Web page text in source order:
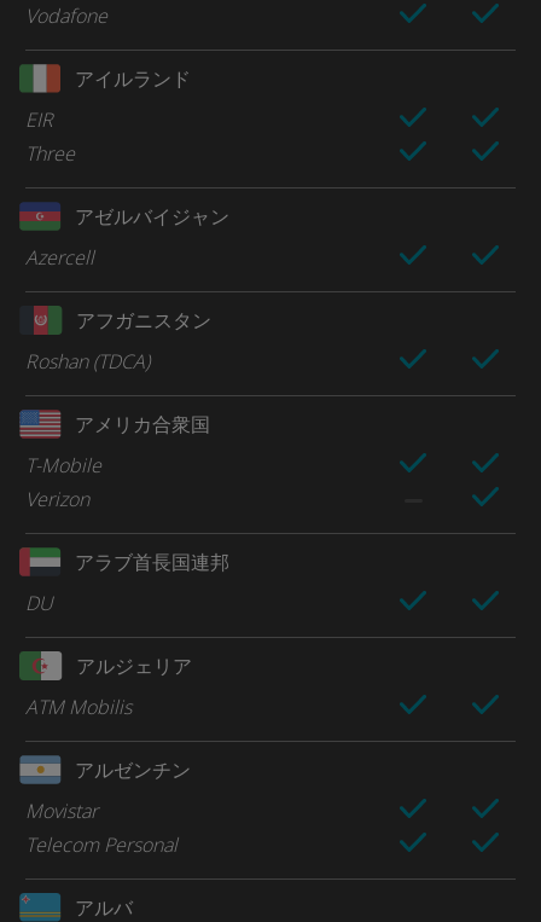
Vodafone
アイルランド
EIR
Three
アゼルバイジャン
Azercell
アフガニスタン
Roshan (TDCA)
アメリカ合衆国
T-Mobile
Verizon
アラブ首長国連邦
DU
アルジェリア
ATM Mobilis
アルゼンチン
Movistar
Telecom Personal
アルバ